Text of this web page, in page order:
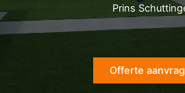
Prins
Offerte